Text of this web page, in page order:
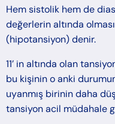
Hem sistolik hem de
değerlerin altında
(hipotansiyon) denir.
11’ in altında olan
bu kişinin o anki
uyanmış birinin daha
tansiyon acil müdahale